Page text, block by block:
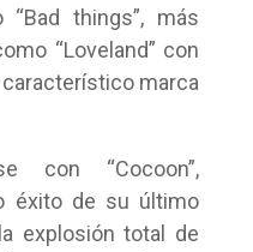
things”, más
“Loveland” con
marca
con “Cocoon”,
éxito de su último
explosión total de